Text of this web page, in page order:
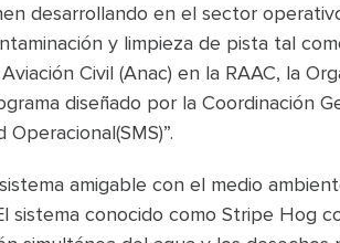
desarrollando en el sector
y limpieza de pista tal
Civil (Anac) en la RAAC, la
diseñado por la Coordinación
amigable con el medio
sistema conocido como Stripe Hog